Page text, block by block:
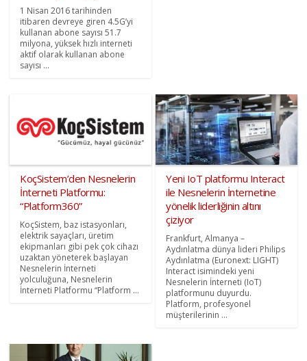
1 Nisan 2016 tarihinden
itibaren devreye giren 4.5G’yi
kullanan abone sayısı 51.7
milyona, yüksek hızlı interneti
aktif olarak kullanan abone
sayısı ...
KoçSistem’den Nesnelerin
İnterneti Platformu:
“Platform360”
KoçSistem, baz istasyonları,
elektrik sayaçları, üretim
ekipmanları gibi pek çok cihazı
uzaktan yöneterek başlayan
Nesnelerin İnterneti
yolculuğuna, Nesnelerin
İnterneti Platformu “Platform ...
Yeni IoT platformu Interact
ile Nesnelerin İnternetine
yönelik liderliğinin altını
çiziyor
Frankfurt, Almanya –
Aydınlatma dünya lideri Philips
Aydınlatma (Euronext: LIGHT)
Interact isimindeki yeni
Nesnelerin İnterneti (IoT)
platformunu duyurdu.
Platform, profesyonel
müşterilerinin ...